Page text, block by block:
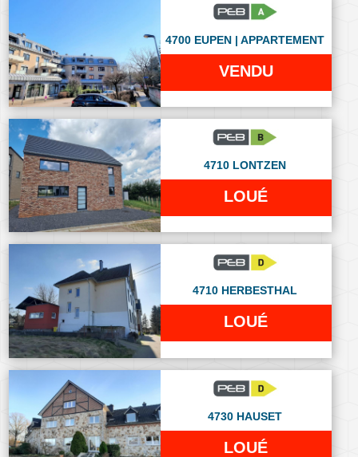
4700 EUPEN | APPARTEMENT
VENDU
4710 LONTZEN
LOUÉ
4710 HERBESTHAL
LOUÉ
4730 HAUSET
LOUÉ